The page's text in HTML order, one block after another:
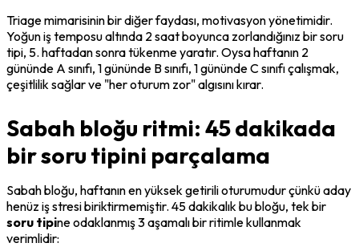
Triage mimarisinin bir diğer faydası, motivasyon yönetimidir.
Yoğun iş temposu altında 2 saat boyunca zorlandığınız bir soru
tipi, 5. haftadan sonra tükenme yaratır. Oysa haftanın 2
gününde A sınıfı, 1 gününde B sınıfı, 1 gününde C sınıfı çalışmak,
çeşitlilik sağlar ve "her oturum zor" algısını kırar.
Sabah bloğu ritmi: 45 dakikada
bir soru tipini parçalama
Sabah bloğu, haftanın en yüksek getirili oturumudur çünkü aday
soru tipine odaklanmış 3 aşamalı bir ritimle kullanmak
verimlidir: